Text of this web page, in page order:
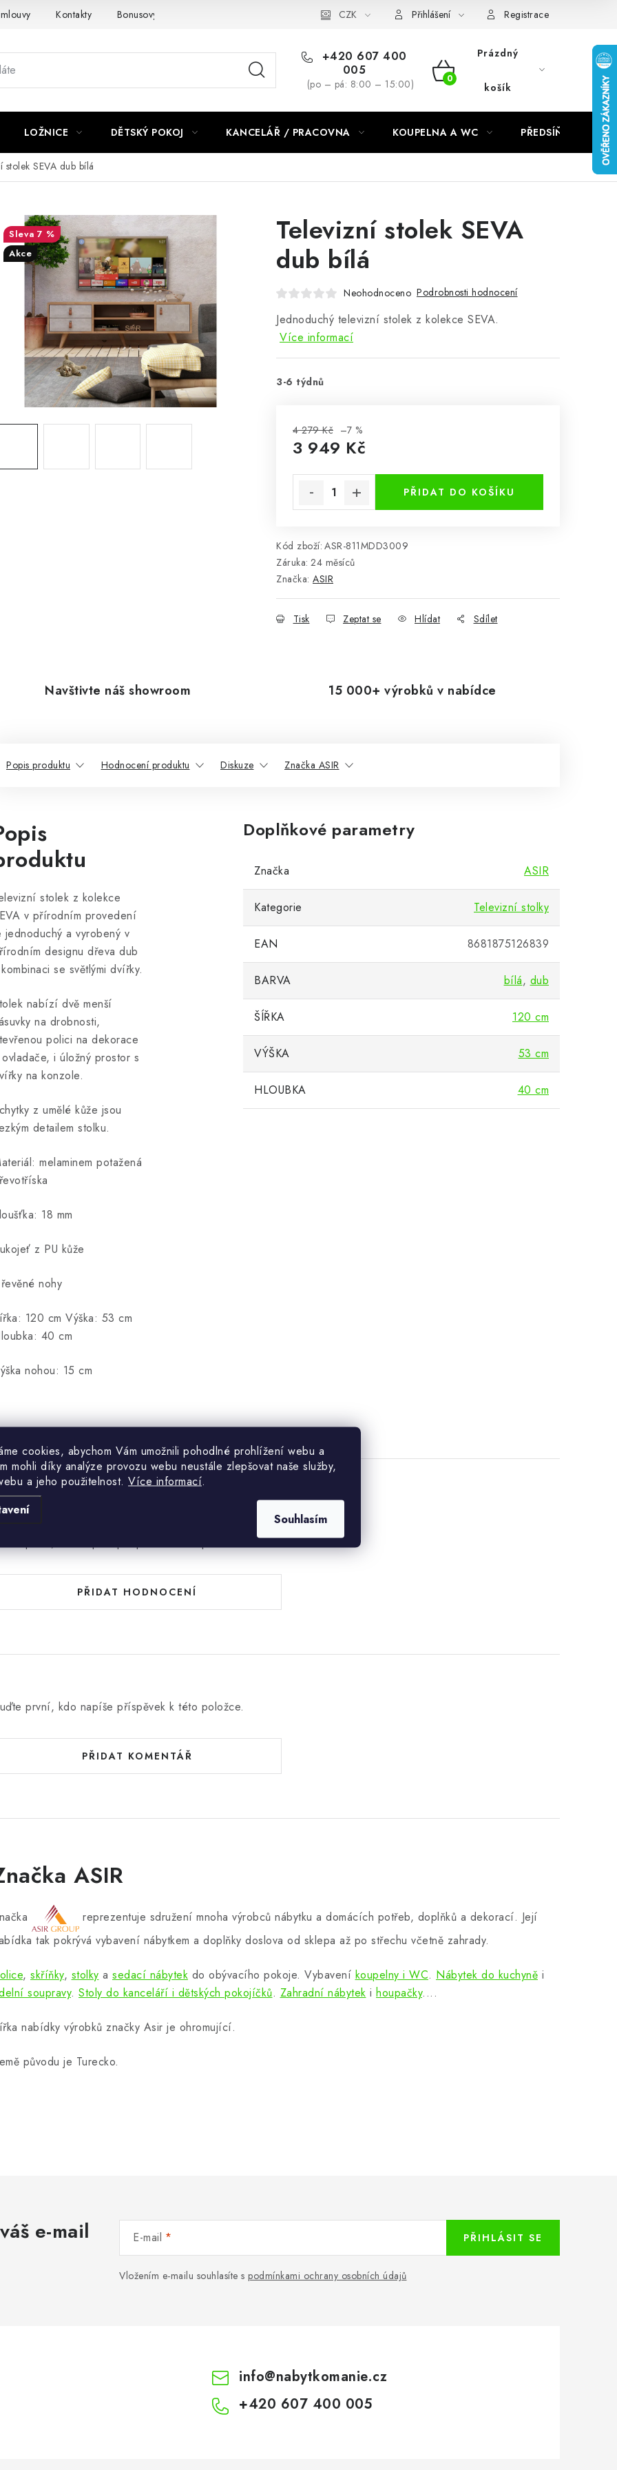
cookies, abychom Vám umožnili pohodlné prohlížení webu a
mohli díky analýze provozu webu neustále zlepšovat naše služby,
a jeho použitelnost. Více informací.
Souhlasím
Kontakty Bonusový program NBM+ CZK Přihlášení Registrace
+420 607 400
005
(po – pá: 8:00 – 15:00)
NÁKUPNÍ
Prázdný
košík
LOŽNICE DĚTSKÝ POKOJ KANCELÁŘ / PRACOVNA KOUPELNA A WC PŘEDSÍŇ
stolek SEVA dub bílá
Televizní stolek SEVA
dub bílá
Neohodnoceno Podrobnosti hodnocení
Jednoduchý televizní stolek z kolekce SEVA.
Více informací
3-6 týdnů
4 279 Kč –7 %
3 949 Kč
PŘIDAT DO KOŠÍKU
Kód zboží: ASR-811MDD3009
Záruka: 24 měsíců
Značka: ASIR
Tisk Zeptat se Hlídat Sdílet
7 %
Akce
Navštivte náš showroom 15 000+ výrobků v nabídce
Popis produktu Hodnocení produktu Diskuze Značka ASIR
stolek z kolekce
v přírodním provedení
jednoduchý a vyrobený v
designu dřeva dub
se světlými dvířky.
nabízí dvě menší
na drobnosti,
polici na dekorace
i úložný prostor s
na konzole.
z umělé kůže jsou
detailem stolku.
melaminem potažená
18 mm
z PU kůže
nohy
120 cm Výška: 53 cm
40 cm
nohou: 15 cm
Doplňkové parametry
Značka ASIR
Kategorie Televizní stolky
EAN 8681875126839
BARVA bílá, dub
ŠÍŘKA 120 cm
VÝŠKA 53 cm
HLOUBKA 40 cm
produktu (0)
PŘIDAT HODNOCENÍ
první, kdo napíše příspěvek k této položce.
PŘIDAT KOMENTÁŘ
ASIR
reprezentuje sdružení mnoha výrobců nábytku a domácích potřeb, doplňků a dekorací. Její
tak pokrývá vybavení nábytkem a doplňky doslova od sklepa až po střechu včetně zahrady.
, skříňky, stolky a sedací nábytek do obývacího pokoje. Vybavení koupelny i WC. Nábytek do kuchyně i
soupravy. Stoly do kanceláří i dětských pokojíčků. Zahradní nábytek i houpačky....
nabídky výrobků značky Asir je ohromující.
původu je Turecko.
e-mail E-mail
Vložením e-mailu souhlasíte s podmínkami ochrany osobních údajů
PŘIHLÁSIT SE
info@nabytkomanie.cz
+420 607 400 005